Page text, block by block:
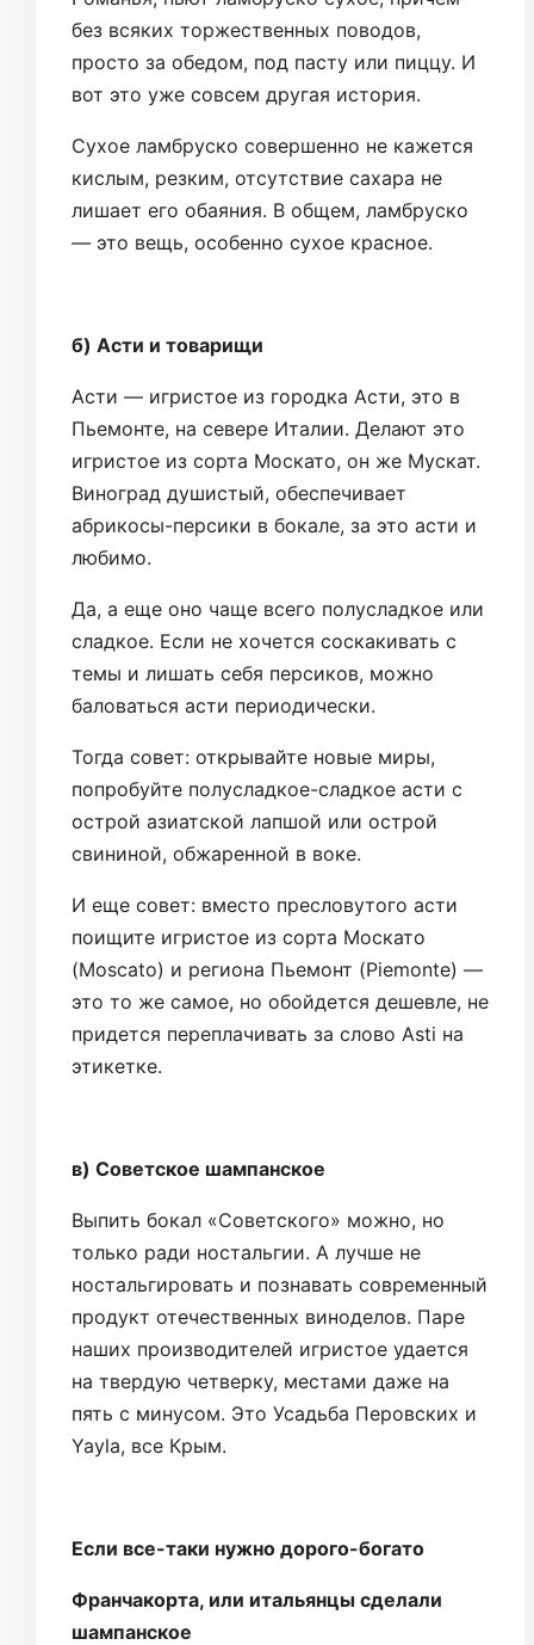
без всяких торжественных поводов,
просто за обедом, под пасту или пиццу. И
вот это уже совсем другая история.
Сухое ламбруско совершенно не кажется
кислым, резким, отсутствие сахара не
лишает его обаяния. В общем, ламбруско
— это вещь, особенно сухое красное.
б) Асти и товарищи
Асти — игристое из городка Асти, это в
Пьемонте, на севере Италии. Делают это
игристое из сорта Москато, он же Мускат.
Виноград душистый, обеспечивает
абрикосы-персики в бокале, за это асти и
любимо.
Да, а еще оно чаще всего полусладкое или
сладкое. Если не хочется соскакивать с
темы и лишать себя персиков, можно
баловаться асти периодически.
Тогда совет: открывайте новые миры,
попробуйте полусладкое-сладкое асти с
острой азиатской лапшой или острой
свининой, обжаренной в воке.
И еще совет: вместо пресловутого асти
поищите игристое из сорта Москато
(Moscato) и региона Пьемонт (Piemonte) —
это то же самое, но обойдется дешевле, не
придется переплачивать за слово Asti на
этикетке.
в) Советское шампанское
Выпить бокал «Советского» можно, но
только ради ностальгии. А лучше не
ностальгировать и познавать современный
продукт отечественных виноделов. Паре
наших производителей игристое удается
на твердую четверку, местами даже на
пять с минусом. Это Усадьба Перовских и
Yayla, все Крым.
Если все-таки нужно дорого-богато
Франчакорта, или итальянцы сделали
шампанское